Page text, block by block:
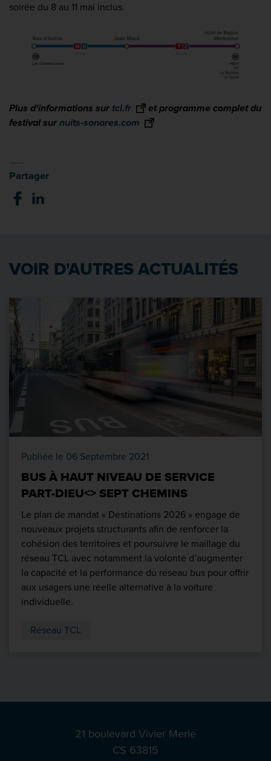
soirée du 8 au 11 mai inclus.
Plus d'informations sur tcl.fr
et programme complet du
festival sur nuits-sonores.com
Partager
VOIR D'AUTRES ACTUALITÉS
Publiée le 06 Septembre 2021
BUS À HAUT NIVEAU DE SERVICE
PART-DIEU<> SEPT CHEMINS
Le plan de mandat « Destinations 2026 » engage de
nouveaux projets structurants afin de renforcer la
cohésion des territoires et poursuivre le maillage du
réseau TCL avec notamment la volonté d’augmenter
la capacité et la performance du réseau bus pour offrir
aux usagers une réelle alternative à la voiture
individuelle.
Réseau TCL
21 boulevard Vivier Merle
CS 63815